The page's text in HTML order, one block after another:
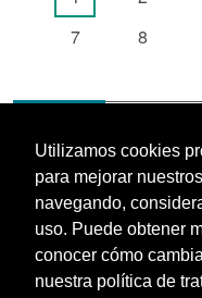
Utilizamos cookies
para mejorar
navegando,
uso. Puede obtener
conocer cómo
nuestra política de
Página
7 Página
8
Personales|